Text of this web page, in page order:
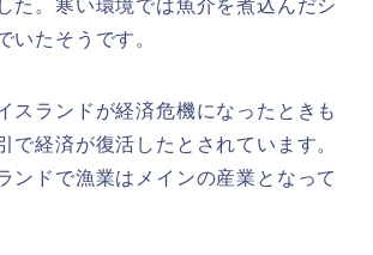
た。寒い環境では魚介を煮込んだシ
いたそうです。
スランドが経済危機になったときも
で経済が復活したとされています。
ンドで漁業はメインの産業となって